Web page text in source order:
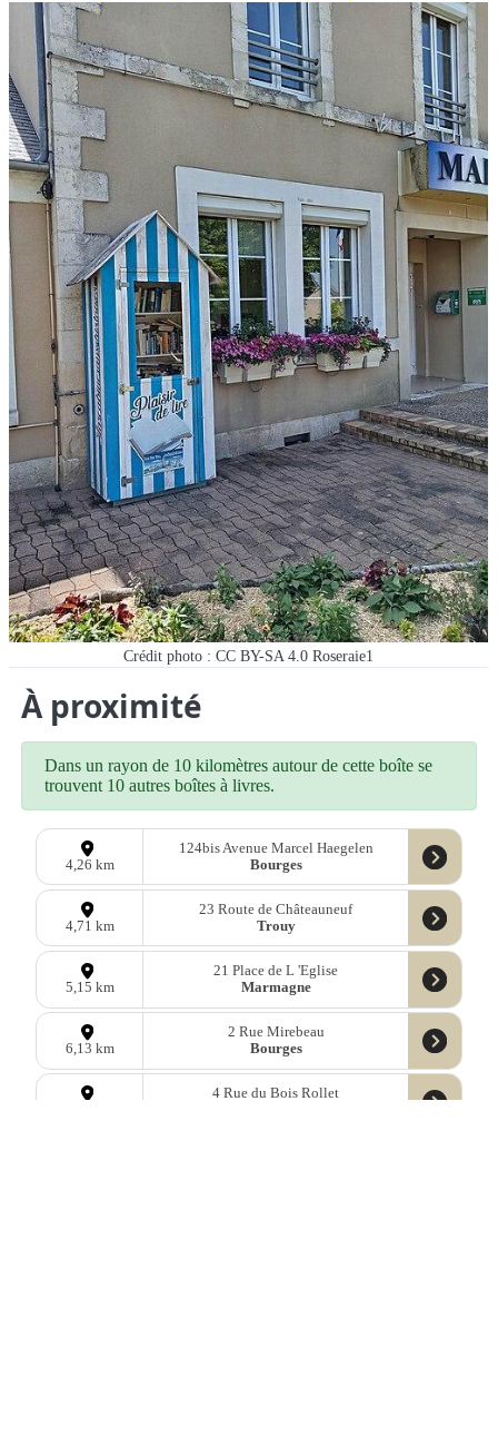
Crédit photo : CC BY-SA 4.0 Roseraie1
À proximité
Dans un rayon de 10 kilomètres autour de cette boîte se
trouvent 10 autres boîtes à livres.
4,26 km
124bis Avenue Marcel Haegelen
Bourges
4,71 km
23 Route de Châteauneuf
Trouy
5,15 km
21 Place de L 'Eglise
Marmagne
6,13 km
2 Rue Mirebeau
Bourges
4 Rue du Bois Rollet